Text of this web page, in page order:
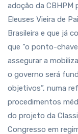
adoção da CBHPM
Eleuses Vieira de
Brasileira e que já
que “o ponto-
assegurar a
o governo será
objetivos”, numa
procedimentos
do projeto da
Congresso em